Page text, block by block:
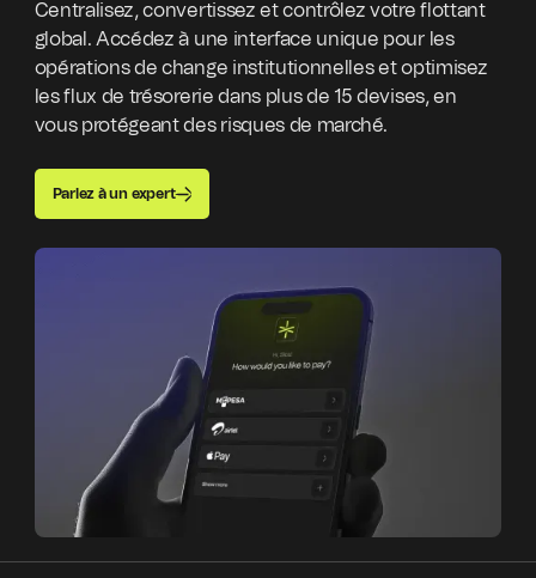
Centralisez, convertissez et contrôlez votre flottant
global. Accédez à une interface unique pour les
opérations de change institutionnelles et optimisez
les flux de trésorerie dans plus de 15 devises, en
vous protégeant des risques de marché.
Parlez à un expert